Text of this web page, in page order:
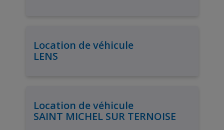
Location de véhicule
LENS
Location de véhicule
SAINT MICHEL SUR TERNOISE